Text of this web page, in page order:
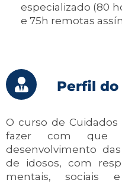
especializado (80
e 75h remotas
Perfil
O curso de Cuidados
fazer com que
desenvolvimento
de idosos, com
mentais, sociais